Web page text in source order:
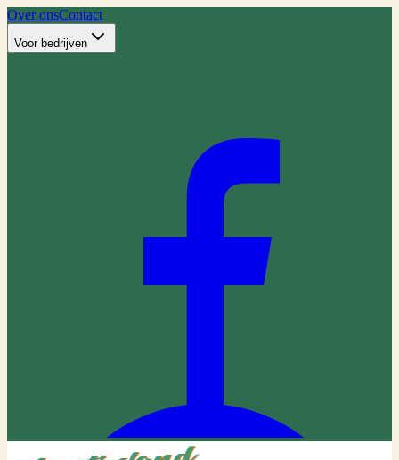
Over onsContact
Voor bedrijven